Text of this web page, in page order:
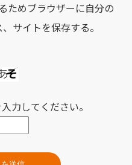
ためブラウザーに自分の
サイトを保存する。
力してください。